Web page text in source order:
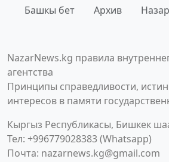
Башкы бет Архив
NazarNews.kg правила
агентства
Принципы справедливости,
интересов в памяти
Кыргыз Республикасы, Бишкек
Тел: +996779028383 (Whatsapp)
Почта: nazarnews.kg@gmail.com